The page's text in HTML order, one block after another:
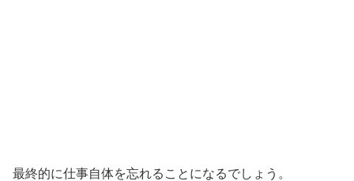
最終的に仕事自体を忘れることになるでしょう。